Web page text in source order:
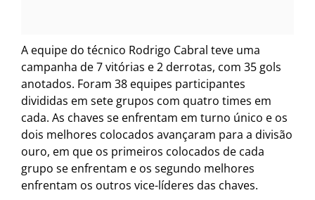
A equipe do técnico Rodrigo Cabral teve uma
campanha de 7 vitórias e 2 derrotas, com 35 gols
anotados. Foram 38 equipes participantes
divididas em sete grupos com quatro times em
cada. As chaves se enfrentam em turno único e os
dois melhores colocados avançaram para a divisão
ouro, em que os primeiros colocados de cada
grupo se enfrentam e os segundo melhores
enfrentam os outros vice-líderes das chaves.